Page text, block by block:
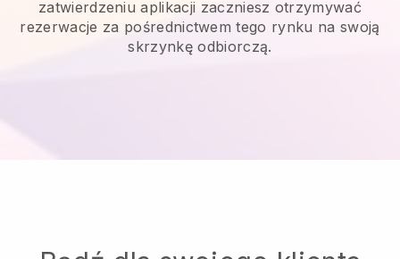
zatwierdzeniu aplikacji zaczniesz otrzymywać
rezerwacje za pośrednictwem tego rynku na swoją
skrzynkę odbiorczą.